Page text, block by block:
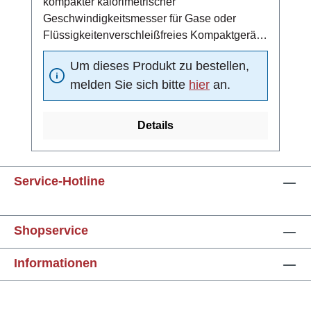
Geschwindigkeitsmesser für Gase oder
Flüssigkeitenverschleißfreies Kompaktgerät
aus Edelstahl 1.4571
(Standardmaterial)einsetzbar in ATEX-Zone
2, 21 und 224 ... 20 mA Analogausgang (4 mA
= 0 m/s, 20 mA =
Funktionsbereichsendwert)Schaltausgang:
vorliegenden Strömung in 10 vordefinierten
Schritten oder alternativ stufenlos
einstellbar10-fach LED-Balken (rot, grün,
Durchflusses und des Schaltpunktes bzw. der
Pulsausgangs-
KonfigurationMediumstemperatur -10 ... +90
°CMeldeausgang mit High-Side Power FET-
Schaltausganggeschützt gegen Kurzschluss
Um dieses Produkt zu bestellen,
melden Sie sich bitte hier an.
Details
Service-Hotline
Shopservice
Informationen